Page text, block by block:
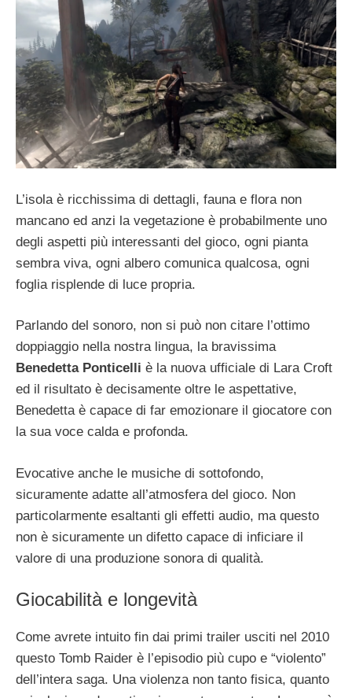
L’isola è ricchissima di dettagli, fauna e flora non
mancano ed anzi la vegetazione è probabilmente uno
degli aspetti più interessanti del gioco, ogni pianta
sembra viva, ogni albero comunica qualcosa, ogni
foglia risplende di luce propria.
Parlando del sonoro, non si può non citare l’ottimo
doppiaggio nella nostra lingua, la bravissima
Benedetta Ponticelli è la nuova ufficiale di Lara Croft
ed il risultato è decisamente oltre le aspettative,
Benedetta è capace di far emozionare il giocatore con
la sua voce calda e profonda.
Evocative anche le musiche di sottofondo,
sicuramente adatte all’atmosfera del gioco. Non
particolarmente esaltanti gli effetti audio, ma questo
non è sicuramente un difetto capace di inficiare il
valore di una produzione sonora di qualità.
Giocabilità e longevità
Come avrete intuito fin dai primi trailer usciti nel 2010
questo Tomb Raider è l’episodio più cupo e “violento”
dell’intera saga. Una violenza non tanto fisica, quanto